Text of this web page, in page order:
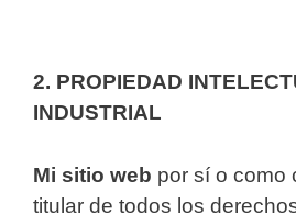
2. PROPIEDAD
INDUSTRIAL
Mi sitio web por sí o como
titular de todos los